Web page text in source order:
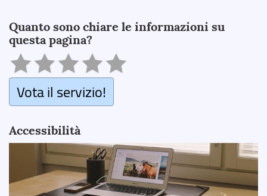
Quanto sono chiare le informazioni su
questa pagina?
Vota il servizio!
Accessibilità